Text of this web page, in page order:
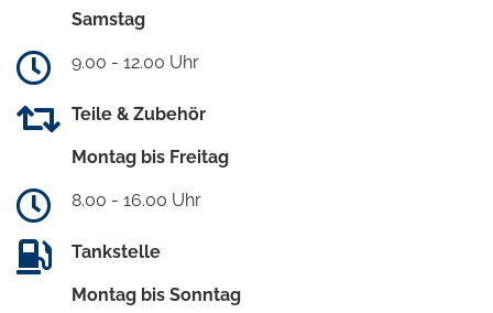
Samstag
9.00 - 12.00 Uhr
Teile & Zubehör
Montag bis Freitag
8.00 - 16.00 Uhr
Tankstelle
Montag bis Sonntag